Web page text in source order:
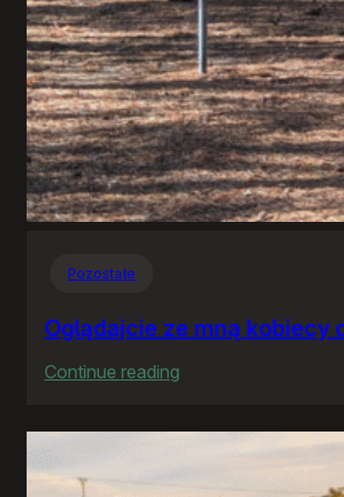
Pozostałe
Oglądajcie ze mną kobiecy
Continue reading
ze
kobiecy